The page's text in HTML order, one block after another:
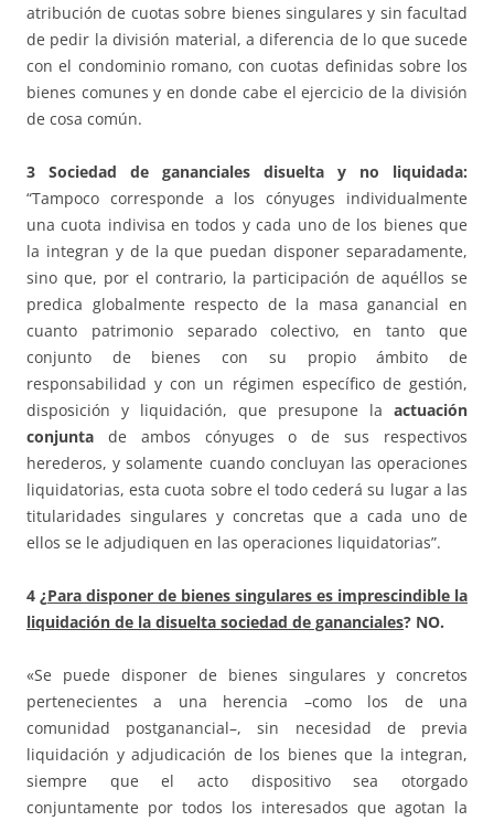
atribución de cuotas sobre bienes singulares y sin facultad
de pedir la división material, a diferencia de lo que sucede
con el condominio romano, con cuotas definidas sobre los
bienes comunes y en donde cabe el ejercicio de la división
de cosa común.
3 Sociedad de gananciales disuelta y no liquidada:
“Tampoco corresponde a los cónyuges individualmente
una cuota indivisa en todos y cada uno de los bienes que
la integran y de la que puedan disponer separadamente,
sino que, por el contrario, la participación de aquéllos se
predica globalmente respecto de la masa ganancial en
cuanto patrimonio separado colectivo, en tanto que
conjunto de bienes con su propio ámbito de
responsabilidad y con un régimen específico de gestión,
disposición y liquidación, que presupone la actuación
conjunta de ambos cónyuges o de sus respectivos
herederos, y solamente cuando concluyan las operaciones
liquidatorias, esta cuota sobre el todo cederá su lugar a las
titularidades singulares y concretas que a cada uno de
ellos se le adjudiquen en las operaciones liquidatorias”.
4 ¿Para disponer de bienes singulares es imprescindible la
liquidación de la disuelta sociedad de gananciales? NO.
«Se puede disponer de bienes singulares y concretos
pertenecientes a una herencia –como los de una
comunidad postganancial–, sin necesidad de previa
liquidación y adjudicación de los bienes que la integran,
siempre que el acto dispositivo sea otorgado
conjuntamente por todos los interesados que agotan la